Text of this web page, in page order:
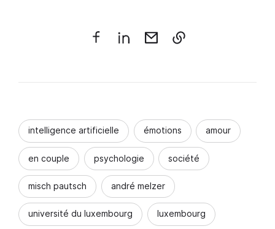
intelligence artificielle émotions amour
en couple psychologie société
misch pautsch andré melzer
université du luxembourg luxembourg